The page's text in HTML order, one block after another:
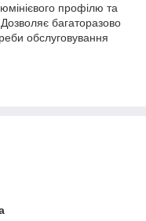
профілю та
багаторазово
обслуговування